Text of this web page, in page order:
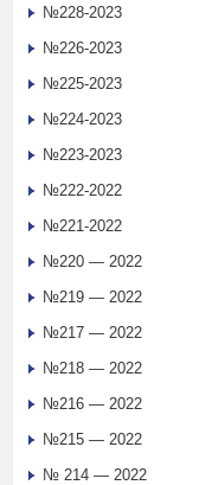
№228-2023
№226-2023
№225-2023
№224-2023
№223-2023
№222-2022
№221-2022
№220 — 2022
№219 — 2022
№217 — 2022
№218 — 2022
№216 — 2022
№215 — 2022
№ 214 — 2022